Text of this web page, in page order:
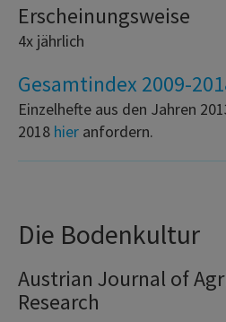
Erscheinungsweise
4x jährlich
Gesamtindex 2009-
Einzelhefte aus den Jahren
2018 hier anfordern.
Die Bodenkultur
Austrian Journal of
Research